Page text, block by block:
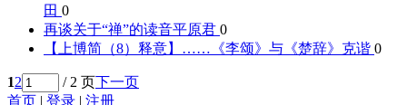
田 0
再谈关于“禅”的读音平原君 0
【上博简（8）释意】……《李颂》与《楚辞》 克谐 0
12 / 2 页下一页
首页 | 登录 | 注册